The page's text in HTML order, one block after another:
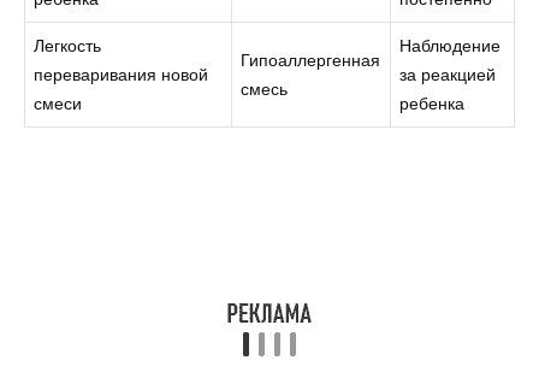
Легкость
переваривания новой
смеси
Гипоаллергенная
смесь
Наблюдение
за реакцией
ребенка